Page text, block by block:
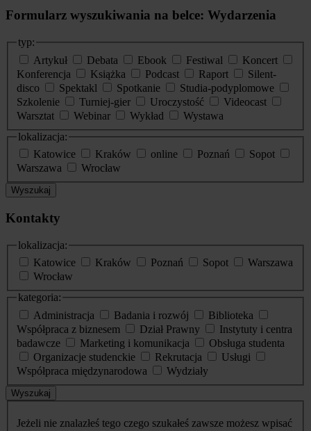
Formularz wyszukiwania na belce: Wydarzenia
typ:
Artykuł
Debata Ebook Festiwal
Koncert
Konferencja
Książka Podcast Raport
Silent-
disco
Spektakl Spotkanie
Studia-podyplomowe
Szkolenie
Turniej-gier Uroczystość
Videocast
Warsztat
Webinar Wykład
Wystawa
lokalizacja:
Katowice
Kraków online Poznań
Sopot
Warszawa
Wrocław
Wyszukaj
Kontakty
lokalizacja:
Katowice
Kraków Poznań Sopot
Warszawa
Wrocław
kategoria:
Administracja
Badania i rozwój
Biblioteka
Współpraca z biznesem
Dział Prawny
Instytuty i centra
badawcze
Marketing i komunikacja
Obsługa studenta
Organizacje studenckie
Rekrutacja
Usługi
Współpraca międzynarodowa
Wydziały
Wyszukaj
Jeżeli nie znalazłeś tego czego szukałeś zawsze możesz wpisać